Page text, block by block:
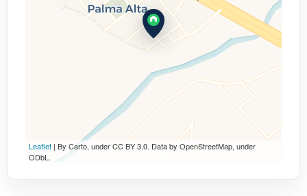
Leaflet | By Carto, under CC BY 3.0. Data by OpenStreetMap, under
ODbL.